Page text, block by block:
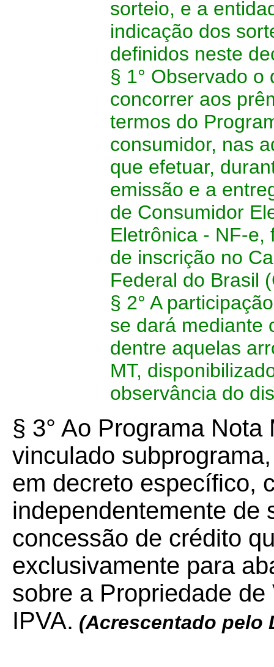
sorteio, e a
indicação dos
definidos neste
§ 1° Observado
concorrer aos
termos do
consumidor, nas
que efetuar,
emissão e a
de Consumidor
Eletrônica - NF-e,
de inscrição no
Federal do Brasil
§ 2° A
se dará mediante
dentre aquelas
MT,
observância do
§ 3° Ao Programa
vinculado
em decreto específico,
independentemente de
concessão de crédito
exclusivamente para
sobre a Propriedade
IPVA. (Acrescentado pelo